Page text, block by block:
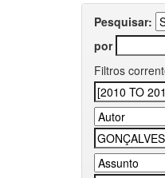
Pesquisar:
por
Filtros